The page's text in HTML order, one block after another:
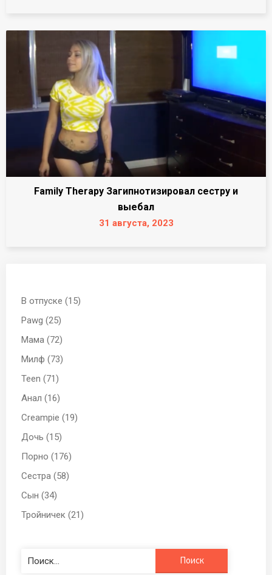
Family Therapy Загипнотизировал сестру и
выебал
31 августа, 2023
В отпуске (15)
Pawg (25)
Мама (72)
Милф (73)
Teen (71)
Анал (16)
Creampie (19)
Дочь (15)
Порно (176)
Сестра (58)
Сын (34)
Тройничек (21)
Найти: